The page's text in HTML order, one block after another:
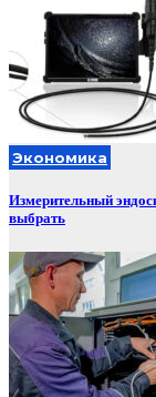
Экономика
Измерительный
выбрать